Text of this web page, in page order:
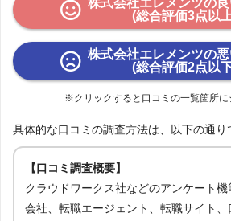
株式会社エレメンツの良
(総合評価3点以
株式会社エレメンツの悪
(総合評価2点以
※クリックすると口コミの一覧箇所に
具体的な口コミの調査方法は、以下の通り
【口コミ調査概要】
クラウドワークス社などのアンケート
会社、転職エージェント、転職サイト